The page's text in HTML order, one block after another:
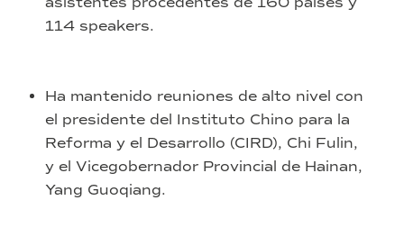
114 speakers.
Ha mantenido reuniones de alto nivel con
el presidente del Instituto Chino para la
Reforma y el Desarrollo (CIRD), Chi Fulin,
y el Vicegobernador Provincial de Hainan,
Yang Guoqiang.